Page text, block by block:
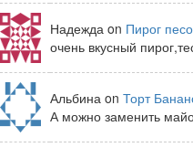
Надежда on Пирог
очень вкусный
Альбина on Торт
А можно заменить